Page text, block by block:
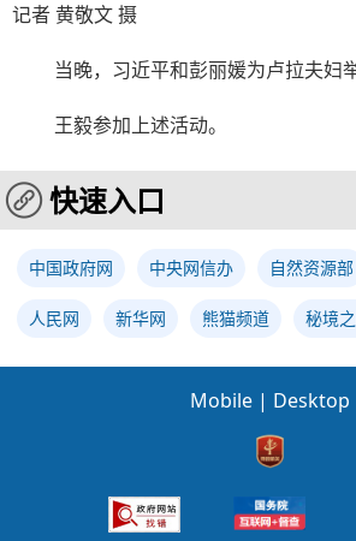
记者 黄敬文 摄
当晚，习近平和彭丽媛为卢拉夫妇
王毅参加上述活动。
快速入口
中国政府网 中央网信办 自然资源部
人民网 新华网 熊猫频道 秘境
Mobile | Desktop